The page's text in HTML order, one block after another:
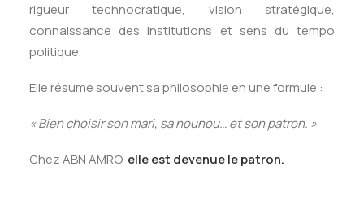
rigueur technocratique, vision stratégique,
connaissance des institutions et sens du tempo
politique.
Elle résume souvent sa philosophie en une formule :
« Bien choisir son mari, sa nounou… et son patron. »
Chez ABN AMRO, elle est devenue le patron.